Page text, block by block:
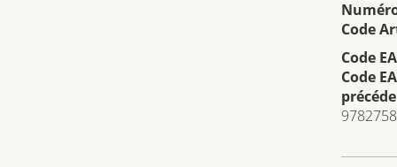
Code
Code
Code